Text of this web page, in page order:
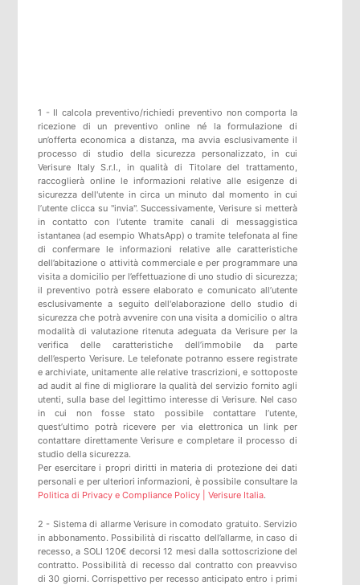
1 - Il calcola preventivo/richiedi preventivo non comporta la
ricezione di un preventivo online né la formulazione di
un’offerta economica a distanza, ma avvia esclusivamente il
processo di studio della sicurezza personalizzato, in cui
Verisure Italy S.r.l., in qualità di Titolare del trattamento,
raccoglierà online le informazioni relative alle esigenze di
sicurezza dell'utente in circa un minuto dal momento in cui
l’utente clicca su "invia". Successivamente, Verisure si metterà
in contatto con l’utente tramite canali di messaggistica
istantanea (ad esempio WhatsApp) o tramite telefonata al fine
di confermare le informazioni relative alle caratteristiche
dell’abitazione o attività commerciale e per programmare una
visita a domicilio per l’effettuazione di uno studio di sicurezza;
il preventivo potrà essere elaborato e comunicato all’utente
esclusivamente a seguito dell'elaborazione dello studio di
sicurezza che potrà avvenire con una visita a domicilio o altra
modalità di valutazione ritenuta adeguata da Verisure per la
verifica delle caratteristiche dell’immobile da parte
dell’esperto Verisure. Le telefonate potranno essere registrate
e archiviate, unitamente alle relative trascrizioni, e sottoposte
ad audit al fine di migliorare la qualità del servizio fornito agli
utenti, sulla base del legittimo interesse di Verisure. Nel caso
in cui non fosse stato possibile contattare l’utente,
quest’ultimo potrà ricevere per via elettronica un link per
contattare direttamente Verisure e completare il processo di
studio della sicurezza.
Per esercitare i propri diritti in materia di protezione dei dati
personali e per ulteriori informazioni, è possibile consultare la
Politica di Privacy e Compliance Policy | Verisure Italia.
2 - Sistema di allarme Verisure in comodato gratuito. Servizio
in abbonamento. Possibilità di riscatto dell’allarme, in caso di
recesso, a SOLI 120€ decorsi 12 mesi dalla sottoscrizione del
contratto. Possibilità di recesso dal contratto con preavviso
di 30 giorni. Corrispettivo per recesso anticipato entro i primi